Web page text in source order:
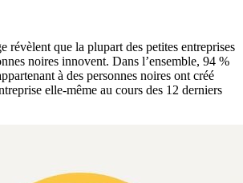
révèlent que la plupart des petites entreprises
noires innovent. Dans l’ensemble, 94 %
à des personnes noires ont créé
elle-même au cours des 12 derniers